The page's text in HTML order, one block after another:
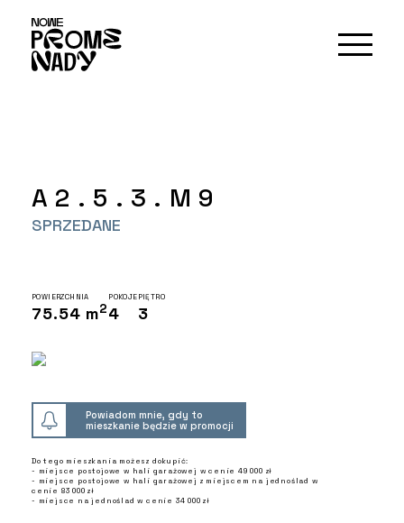
A2.5.3.M9
SPRZEDANE
POWIERZCHNIA
75.54 m2
POKOJE
4
PIĘTRO
3
Powiadom mnie, gdy to
mieszkanie będzie w promocji
Do tego mieszkania możesz dokupić:
- miejsce postojowe w hali garażowej w cenie 49 000 zł
- miejsce postojowe w hali garażowej z miejscem na jednoślad w
cenie 83 000 zł
- miejsce na jednoślad w cenie 34 000 zł